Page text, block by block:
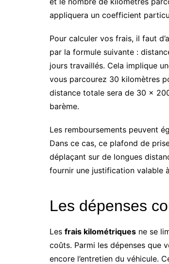
appliquera un coefficient
Pour calculer vos frais, il faut
par la formule suivante :
jours travaillés. Cela implique
vous parcourez 30 kilomètres
distance totale sera de 30 ×
barème.
Les remboursements peuvent
Dans ce cas, ce plafond de
déplaçant sur de longues
fournir une justification valable
Les dépenses
Les frais kilométriques ne se
coûts. Parmi les dépenses que
encore l’entretien du véhicule.